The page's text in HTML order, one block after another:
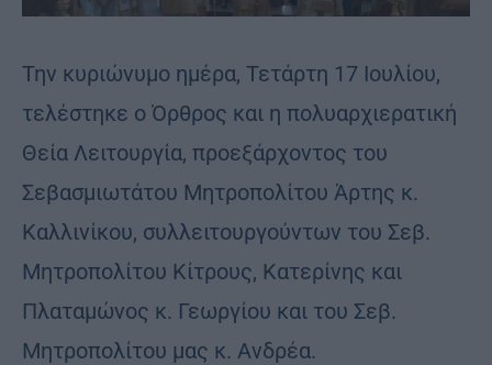
Την κυριώνυμο ημέρα, Τετάρτη 17 Ιουλίου,
τελέστηκε ο Όρθρος και η πολυαρχιερατική
Θεία Λειτουργία, προεξάρχοντος του
Σεβασμιωτάτου Μητροπολίτου Άρτης κ.
Καλλινίκου, συλλειτουργούντων του Σεβ.
Μητροπολίτου Κίτρους, Κατερίνης και
Πλαταμώνος κ. Γεωργίου και του Σεβ.
Μητροπολίτου μας κ. Ανδρέα.